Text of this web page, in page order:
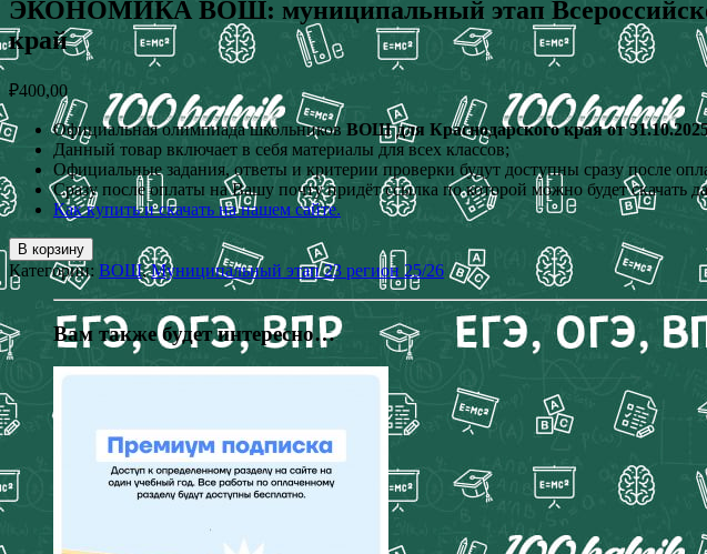
ЭКОНОМИКА ВОШ: муниципальный этап
край
₽400,00
Официальная олимпиада школьников ВОШ для Краснодарского края от
Данный товар включает в себя материалы для всех классов;
Официальные задания, ответы и критерии проверки будут доступны сразу после
Сразу после оплаты на Вашу почту придёт ссылка по которой можно будет скачать
Как купить и скачать на нашем сайте.
В корзину
Категории:ВОШ,Муниципальный этап 23 регион 25/26
Вам также будет интересно…